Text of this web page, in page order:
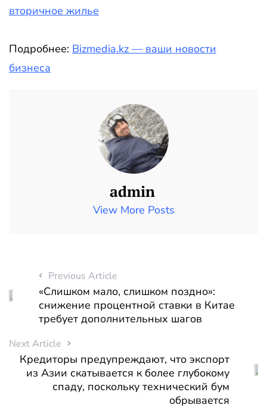
вторичное жилье
Подробнее: Bizmedia.kz — ваши новости
бизнеса
admin
View More Posts
Previous Article
«Слишком мало, слишком поздно»:
снижение процентной ставки в Китае
требует дополнительных шагов
Next Article
Кредиторы предупреждают, что экспорт
из Азии скатывается к более глубокому
спаду, поскольку технический бум
обрывается